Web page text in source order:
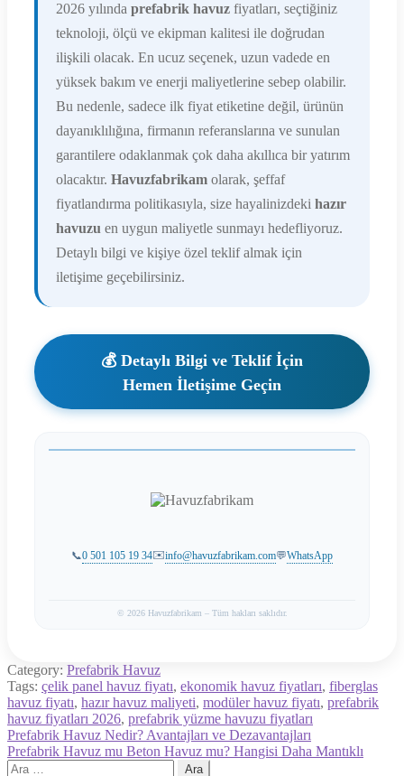
2026 yılında prefabrik havuz fiyatları, seçtiğiniz
teknoloji, ölçü ve ekipman kalitesi ile doğrudan
ilişkili olacak. En ucuz seçenek, uzun vadede en
yüksek bakım ve enerji maliyetlerine sebep olabilir.
Bu nedenle, sadece ilk fiyat etiketine değil, ürünün
dayanıklılığına, firmanın referanslarına ve sunulan
garantilere odaklanmak çok daha akıllıca bir yatırım
olacaktır. Havuzfabrikam olarak, şeffaf
fiyatlandırma politikasıyla, size hayalinizdeki hazır
havuzu en uygun maliyetle sunmayı hedefliyoruz.
Detaylı bilgi ve kişiye özel teklif almak için
iletişime geçebilirsiniz.
💰 Detaylı Bilgi ve Teklif İçin
Hemen İletişime Geçin
📞0 501 105 19 34✉️info@havuzfabrikam.com💬WhatsApp
© 2026 Havuzfabrikam – Tüm hakları saklıdır.
Category: Prefabrik Havuz
Tags: çelik panel havuz fiyatı, ekonomik havuz fiyatları, fiberglas
havuz fiyatı, hazır havuz maliyeti, modüler havuz fiyatı, prefabrik
havuz fiyatları 2026, prefabrik yüzme havuzu fiyatları
Yazı
gezinmesi
Previous
post:
Prefabrik Havuz Nedir? Avantajları ve Dezavantajları
Next
post:
Prefabrik Havuz mu Beton Havuz mu? Hangisi Daha Mantıklı
Arama: